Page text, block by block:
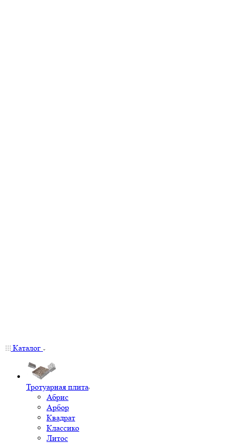
Каталог
Тротуарная плита
Абрис
Арбор
Квадрат
Классико
Литос